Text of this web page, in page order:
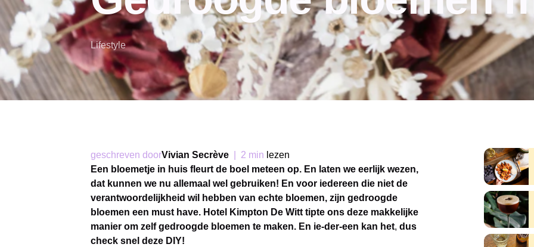
Lifestyle
geschreven doorVivian Secrève 2 min lezen
Een bloemetje in huis fleurt de boel meteen op. En laten we eerlijk wezen,
dat kunnen we nu allemaal wel gebruiken! En voor iedereen die niet de
verantwoordelijkheid wil hebben van echte bloemen, zijn gedroogde
bloemen een must have. Hotel Kimpton De Witt tipte ons deze makkelijke
manier om zelf gedroogde bloemen te maken. En ie-der-een kan het, dus
check snel deze DIY!